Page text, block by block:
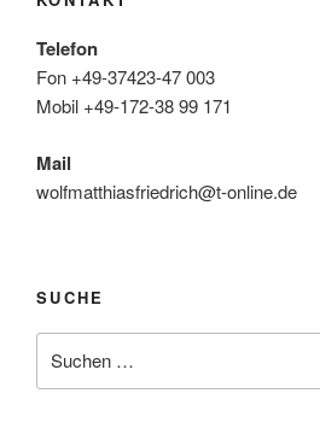
Telefon
Fon +49-37423-47 003
Mobil +49-172-38 99 171
Mail
wolfmatthiasfriedrich@t-online.de
SUCHE
nach: